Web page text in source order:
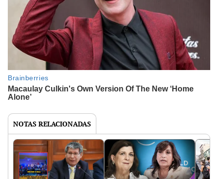
NOTAS RELACIONADAS